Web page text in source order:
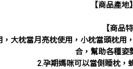
【商品產
【商品特
，大枕當月亮枕使用，小枕當頭枕
合，幫助各種姿
2.孕期媽咪可以當側睡枕，